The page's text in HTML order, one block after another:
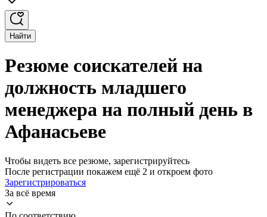
Найти
Резюме соискателей на
должность младшего
менеджера на полный день в
Афанасьеве
Чтобы видеть все резюме, зарегистрируйтесь
После регистрации покажем ещё 2 и откроем фото
Зарегистрироваться
За всё время